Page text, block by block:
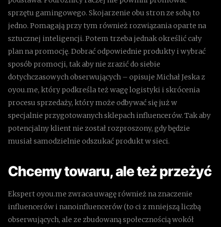
sprzętu gamingowego. Skojarzenie obu stron ze sobą to
jedno. Pomagają przy tym również rozwiązania oparte na
sztucznej inteligencji. Potem trzeba jednak określić cały
plan na promocję. Dobrać odpowiednie produkty i wybrać
sposób promocji, tak aby nie zrazić do siebie
dotychczasowych obserwujących – opisuje Michał Jeska z
oyou.me, który podkreśla też wagę logistyki i skrócenia
procesu sprzedaży, który może odbywać się już w
specjalnie przygotowanych sklepach influencerów. Tak aby
potencjalny klient nie został rozproszony, gdy będzie
musiał samodzielnie odszukać produkt w sieci.
Chcemy towaru, ale też przeżyć
Ekspert oyou.me zwraca uwagę również na znaczenie
influencerów i nanoinfluencerów (to ci z mniejszą liczbą
obserwujących, ale ze zbudowaną społecznością wokół